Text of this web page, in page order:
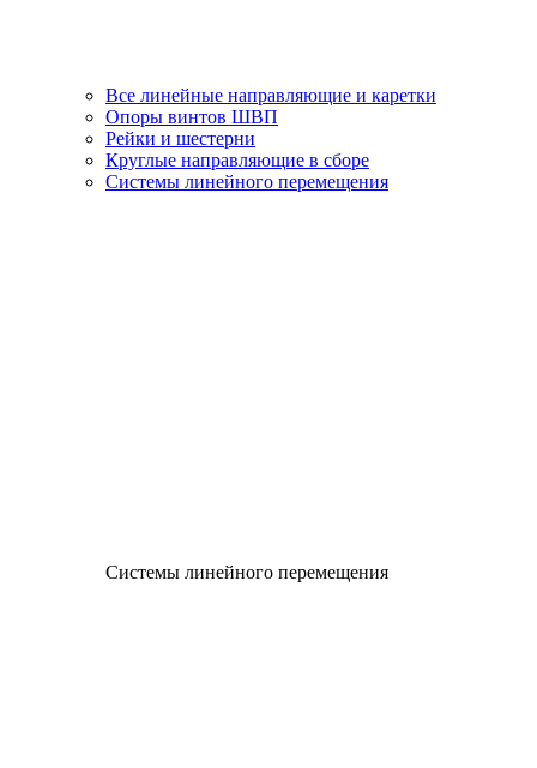
Все линейные направляющие и каретки
Опоры винтов ШВП
Рейки и шестерни
Круглые направляющие в сборе
Системы линейного перемещения
Системы линейного перемещения